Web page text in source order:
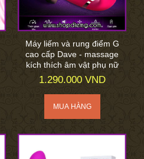
Máy liếm và rung điểm G
cao cấp Dave - massage
kích thích âm vật phụ nữ
1.290.000 VND